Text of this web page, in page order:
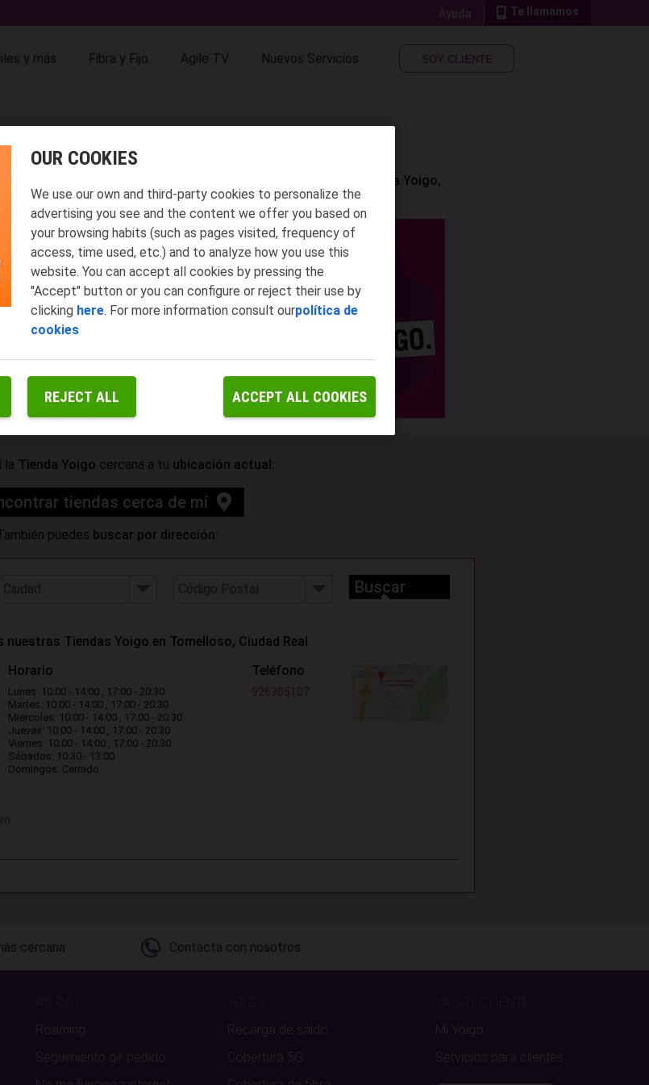
Te llamamos
Ayuda
y más Fibra y Fijo Agile TV Nuevos Servicios SOY CLIENTE
YOIGO.
tu casa, de tu trabajo... donde puedes hacer muchas cosas:
venirte a Yoigo,
¡no olvides echarle un ojo a nuestra revista!
la Tienda Yoigo cercana a tu ubicación actual:
tiendas cerca de mí
puedes buscar por dirección:
Buscar
nuestras Tiendas Yoigo en Tomelloso, Ciudad Real:
Horario
Lunes: 10:00 - 14:00 , 17:00 - 20:30
Martes: 10:00 - 14:00 , 17:00 - 20:30
Miercoles: 10:00 - 14:00 , 17:00 - 20:30
Jueves: 10:00 - 14:00 , 17:00 - 20:30
Viernes: 10:00 - 14:00 , 17:00 - 20:30
Sábados: 10:30 - 13:00
Domingos: Cerrado
Teléfono
926305107
cercana Contacta con nosotros
Roaming
Seguimiento de pedido
Recarga de saldo
Cobertura 5G
Mi Yoigo
Servicios para clientes
OUR COOKIES
We use our own and third-party cookies to personalize the
advertising you see and the content we offer you based on
your browsing habits (such as pages visited, frequency of
access, time used, etc.) and to analyze how you use this
website. You can accept all cookies by pressing the
"Accept" button or you can conﬁgure or reject their use by
clicking here. For more information consult ourpolítica de
cookies
REJECT ALL ACCEPT ALL COOKIES